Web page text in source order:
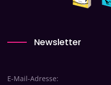
Newsletter
E-Mail-Adresse: